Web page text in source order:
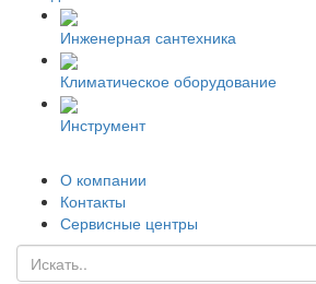
Инженерная сантехника
Климатическое оборудование
Инструмент
О компании
Контакты
Сервисные центры